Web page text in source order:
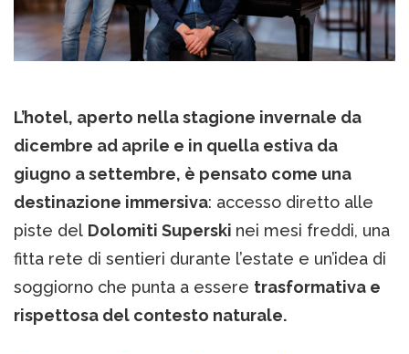
L’hotel, aperto nella stagione invernale da
dicembre ad aprile e in quella estiva da
giugno a settembre, è pensato come una
destinazione immersiva: accesso diretto alle
piste del Dolomiti Superski nei mesi freddi, una
fitta rete di sentieri durante l’estate e un’idea di
soggiorno che punta a essere trasformativa e
rispettosa del contesto naturale.